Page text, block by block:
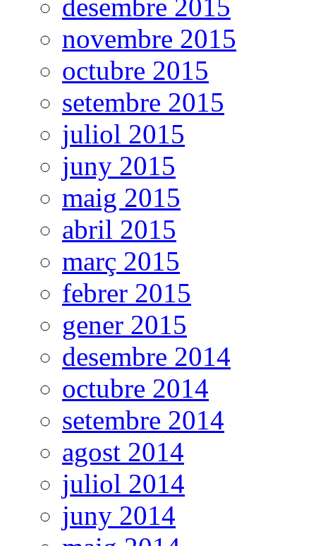
desembre 2015
novembre 2015
octubre 2015
setembre 2015
juliol 2015
juny 2015
maig 2015
abril 2015
març 2015
febrer 2015
gener 2015
desembre 2014
octubre 2014
setembre 2014
agost 2014
juliol 2014
juny 2014